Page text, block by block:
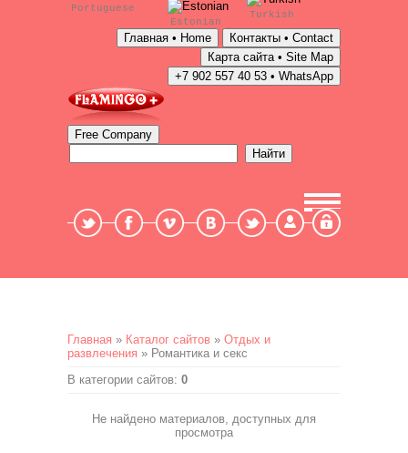
Portuguese
Estonian
Turkish
Мой профиль
Главная » Каталог сайтов » Отдых и
развлечения » Романтика и секс
В категории сайтов: 0
Не найдено материалов, доступных для
просмотра